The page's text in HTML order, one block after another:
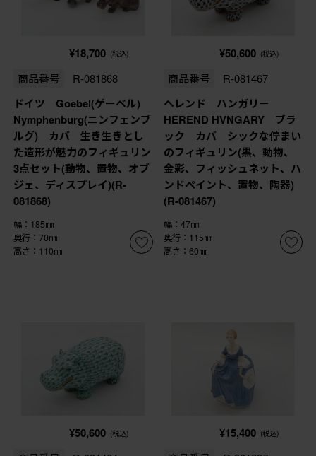
¥18,700 (税込)
商品番号 R-081868
ドイツ Goebel(ゲーベル)
Nymphenburg(ニンフェンブ
ルグ) カバ 生き生きとし
た造形が魅力のフィギュリン
3点セット(動物、置物、オブ
ジェ、ディスプレイ)(R-
081868)
幅：185㎜
奥行：70㎜
高さ：110㎜
¥50,600 (税込)
商品番号 R-081467
ヘレンド ハンガリー
HEREND HVNGARY ブラ
ック カバ シックな佇まい
のフィギュリン(黒、動物、
金彩、フィッシュネット、ハ
ンドペイント、置物、陶器)
(R-081467)
幅：47㎜
奥行：115㎜
高さ：60㎜
¥50,600 (税込) ¥15,400 (税込)